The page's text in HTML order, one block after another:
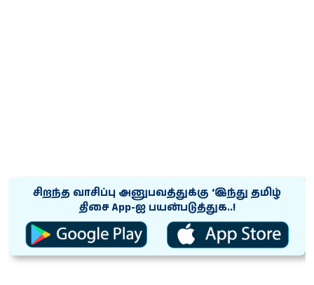
சிறந்த வாசிப்பு அனுபவத்துக்கு ‘இந்து தமிழ்
திசை App-ஐ பயன்படுத்துக..!